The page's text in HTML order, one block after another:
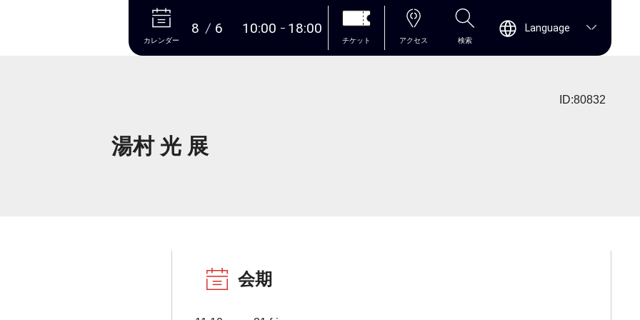
本文へ
カレンダー
8 6 10:00 18:00
チケット アクセス 検索
Language
ID:80832
湯村 光 展
会期